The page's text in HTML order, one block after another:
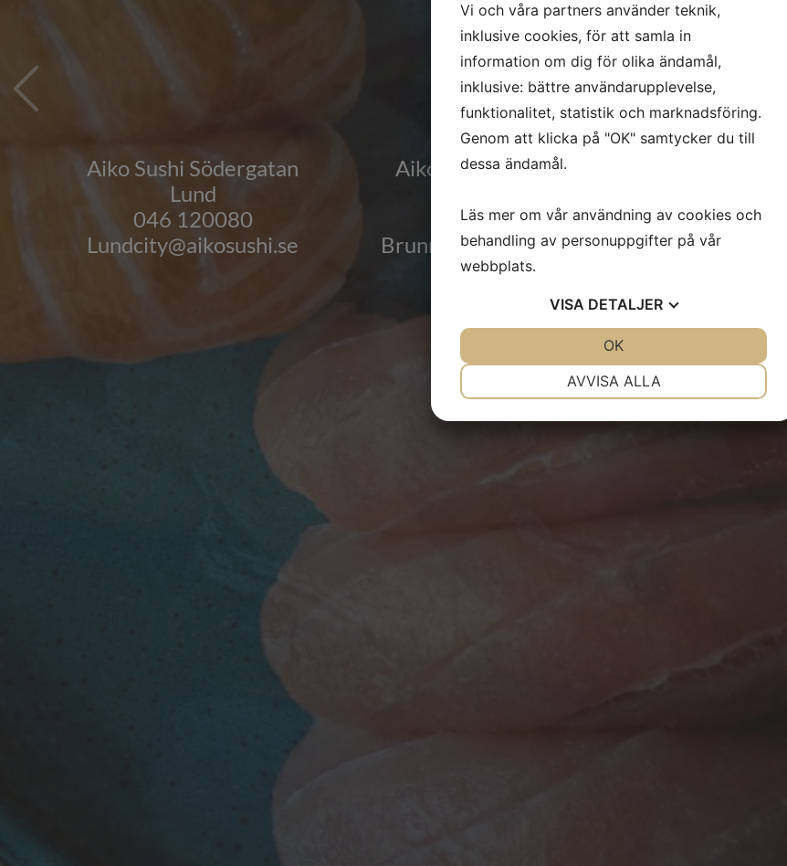
Boka bord
Aiko Sushi Södergatan
Lund
046 120080
Lundcity@aikosushi.se
Aiko Sushi Brunnshög
046 80181
Brunnshog@aikosushi.se
Aiko
040
Vi och våra partners använder teknik,
inklusive cookies, för att samla in
information om dig för olika ändamål,
inklusive: bättre användarupplevelse,
funktionalitet, statistik och marknadsföring.
Genom att klicka på "OK" samtycker du till
dessa ändamål.
Läs mer om vår användning av cookies och
behandling av personuppgifter på vår
webbplats.
VISA DETALJER
AVVISA ALLA
OK